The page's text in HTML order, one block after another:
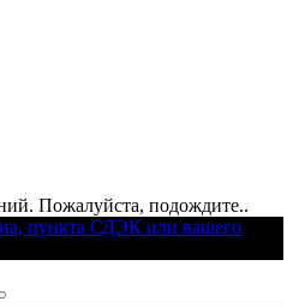
Пожалуйста, подождите..
пункта СДЭК или вашего